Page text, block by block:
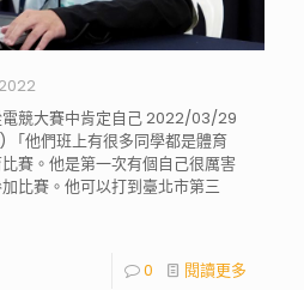
電競大賽中肯定自己 2022/03/29
他們班上有很多同學都是體育
賽。他是第一次有個自己很厲害
比賽。他可以打到臺北市第三
0 閱讀更多